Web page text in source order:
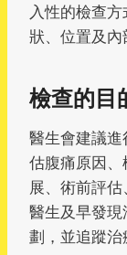
入性的檢查
狀、位置及內
檢查的目
醫生會建議
估腹痛原因
展、術前評
醫生及早發
劃，並追蹤治